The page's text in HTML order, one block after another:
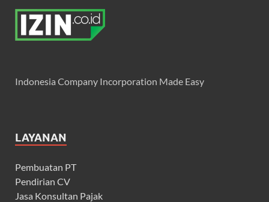
Indonesia Company Incorporation Made Easy
LAYANAN
Pembuatan PT
Pendirian CV
Jasa Konsultan Pajak